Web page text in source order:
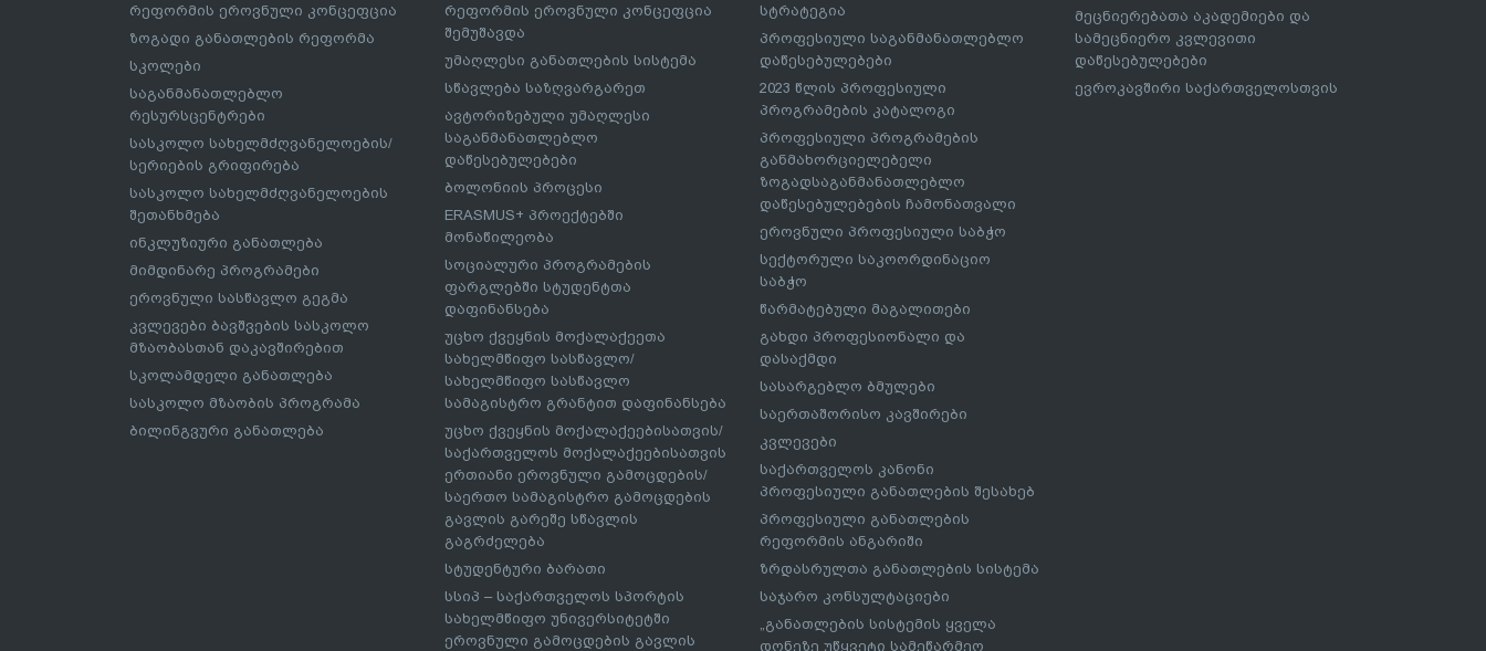
რეფორმის ეროვნული კონცეფცია
ზოგადი განათლების რეფორმა
სკოლები
საგანმანათლებლო
რესურსცენტრები
სასკოლო სახელმძღვანელოების/
სერიების გრიფირება
სასკოლო სახელმძღვანელოების
შეთანხმება
ინკლუზიური განათლება
მიმდინარე პროგრამები
ეროვნული სასწავლო გეგმა
კვლევები ბავშვების სასკოლო
მზაობასთან დაკავშირებით
სკოლამდელი განათლება
სასკოლო მზაობის პროგრამა
ბილინგვური განათლება
რეფორმის ეროვნული კონცეფცია
შემუშავდა
უმაღლესი განათლების სისტემა
სწავლება საზღვარგარეთ
ავტორიზებული უმაღლესი
საგანმანათლებლო
დაწესებულებები
ბოლონიის პროცესი
ERASMUS+ პროექტებში
მონაწილეობა
სოციალური პროგრამების
ფარგლებში სტუდენტთა
დაფინანსება
უცხო ქვეყნის მოქალაქეეთა
სახელმწიფო სასწავლო/
სახელმწიფო სასწავლო
სამაგისტრო გრანტით დაფინანსება
უცხო ქვეყნის მოქალაქეებისათვის/
საქართველოს მოქალაქეებისათვის
ერთიანი ეროვნული გამოცდების/
საერთო სამაგისტრო გამოცდების
გავლის გარეშე სწავლის
გაგრძელება
სტუდენტური ბარათი
სსიპ – საქართველოს სპორტის
სახელმწიფო უნივერსიტეტში
ეროვნული გამოცდების გავლის
სტრატეგია
პროფესიული საგანმანათლებლო
დაწესებულებები
2023 წლის პროფესიული
პროგრამების კატალოგი
პროფესიული პროგრამების
განმახორციელებელი
ზოგადსაგანმანათლებლო
დაწესებულებების ჩამონათვალი
ეროვნული პროფესიული საბჭო
სექტორული საკოორდინაციო
საბჭო
წარმატებული მაგალითები
გახდი პროფესიონალი და
დასაქმდი
სასარგებლო ბმულები
საერთაშორისო კავშირები
კვლევები
საქართველოს კანონი
პროფესიული განათლების შესახებ
პროფესიული განათლების
რეფორმის ანგარიში
ზრდასრულთა განათლების სისტემა
საჯარო კონსულტაციები
„განათლების სისტემის ყველა
დონეზე უწყვეტი სამეწარმეო
მეცნიერებათა აკადემიები და
სამეცნიერო კვლევითი
დაწესებულებები
ევროკავშირი საქართველოსთვის